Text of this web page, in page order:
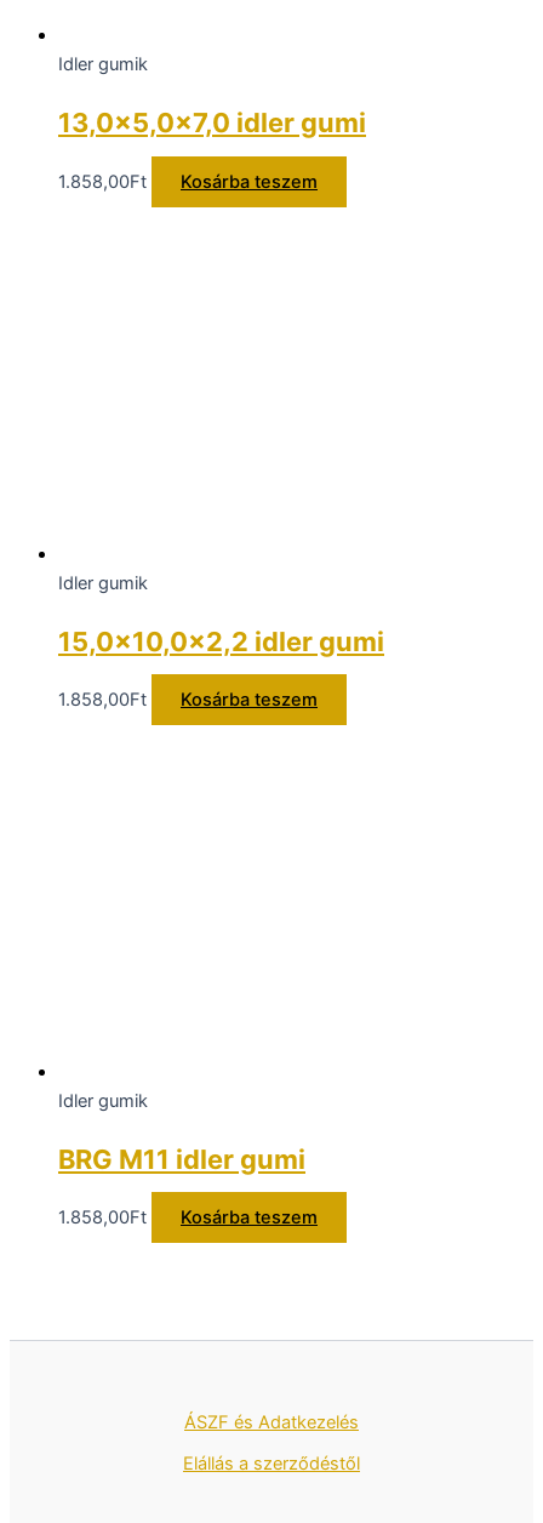
Idler gumik
13,0×5,0x7,0 idler gumi
1.858,00Ft Kosárba teszem
Idler gumik
15,0×10,0x2,2 idler gumi
1.858,00Ft Kosárba teszem
Idler gumik
BRG M11 idler gumi
1.858,00Ft Kosárba teszem
ÁSZF és Adatkezelés
Elállás a szerződéstől